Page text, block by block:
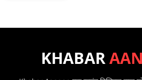
टक्कर,
समेत
भारी
कटौती,
KHABAR